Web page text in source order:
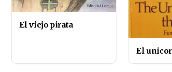
El viejo pirata
El